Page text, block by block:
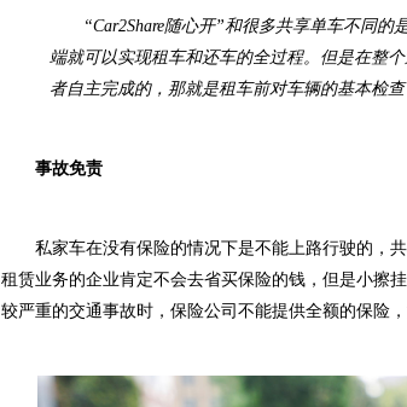
“Car2Share随心开”和很多共享单车不同的
端就可以实现租车和还车的全过程。但是在整
者自主完成的，那就是租车前对车辆的基本检查
事故免责
私家车在没有保险的情况下是不能上路行驶的，
租赁业务的企业肯定不会去省买保险的钱，但是小擦
较严重的交通事故时，保险公司不能提供全额的保险